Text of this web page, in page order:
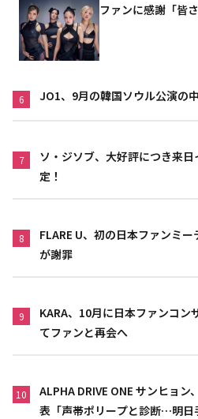
ファンに感謝「皆
6 JO1、9月の韓国ソウル公演の
7
ソ・ジソブ、大好評につき来
定！
8
FLARE U、初の日本ファンミ
が謝罪
9
KARA、10月に日本ファンコン
てファンと再会へ
10
ALPHA DRIVE ONE サンヒョ
表「声帯ポリープと診断…明日